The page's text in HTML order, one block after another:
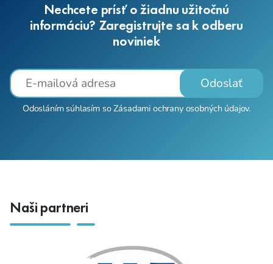
Nechcete prísť o žiadnu užitočnú
informáciu? Zaregistrujte sa k odberu
noviniek
Odoslať
Odosláním súhlasím soZásadami ochrany osobných údajov.
Naši partneri